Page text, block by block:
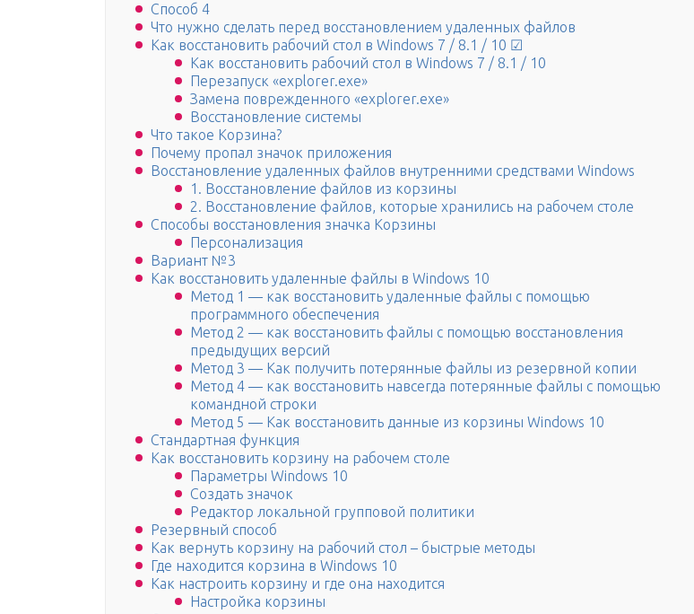
Способ 4
Что нужно сделать перед восстановлением удаленных файлов
Как восстановить рабочий стол в Windows 7 / 8.1 / 10 ☑
Как восстановить рабочий стол в Windows 7 / 8.1 / 10
Перезапуск «explorer.exe»
Замена поврежденного «explorer.exe»
Восстановление системы
Что такое Корзина?
Почему пропал значок приложения
Восстановление удаленных файлов внутренними средствами Windows
1. Восстановление файлов из корзины
2. Восстановление файлов, которые хранились на рабочем столе
Способы восстановления значка Корзины
Персонализация
Вариант №3
Как восстановить удаленные файлы в Windows 10
Метод 1 — как восстановить удаленные файлы с помощью
программного обеспечения
Метод 2 — как восстановить файлы с помощью восстановления
предыдущих версий
Метод 3 — Как получить потерянные файлы из резервной копии
Метод 4 — как восстановить навсегда потерянные файлы с помощью
командной строки
Метод 5 — Как восстановить данные из корзины Windows 10
Стандартная функция
Как восстановить корзину на рабочем столе
Параметры Windows 10
Создать значок
Редактор локальной групповой политики
Резервный способ
Как вернуть корзину на рабочий стол – быстрые методы
Где находится корзина в Windows 10
Как настроить корзину и где она находится
Настройка корзины